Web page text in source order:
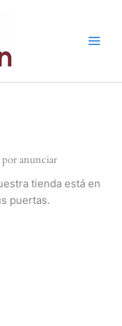
anunciar
tienda está en
puertas.